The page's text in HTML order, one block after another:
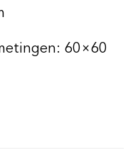
60×60